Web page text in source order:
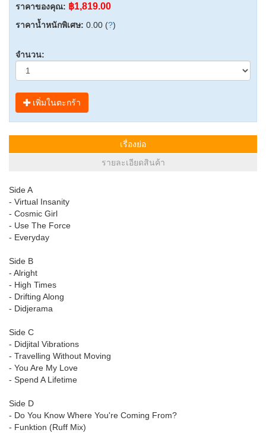
ราคาของคุณ: ฿1,819.00
ราคาน้ำหนักพิเศษ: 0.00 (?)
จำนวน:
เพิ่มในตะกร้า
เรื่องย่อ
รายละเอียดสินค้า
Side A
- Virtual Insanity
- Cosmic Girl
- Use The Force
- Everyday
Side B
- Alright
- High Times
- Drifting Along
- Didjerama
Side C
- Didjital Vibrations
- Travelling Without Moving
- You Are My Love
- Spend A Lifetime
Side D
- Do You Know Where You're Coming From?
- Funktion (Ruff Mix)